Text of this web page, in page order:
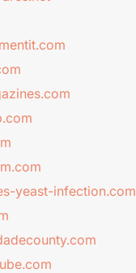
yeast-infection.com